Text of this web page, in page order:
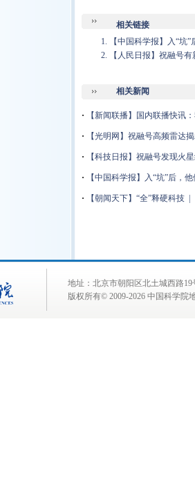
相关链接
【中国科学报】入“坑
【人民日报】祝融号
相关新闻
· 【新闻联播】国内联播快讯
· 【光明网】 祝融号高频雷达
· 【科技日报】祝融号发现火
· 【中国科学报】入“坑”后，
· 【朝闻天下】“全”释硬科技
地址：北京市朝阳区北土城西路
版权所有© 2009-2026 中国科学院